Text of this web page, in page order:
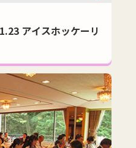
アイスホッケーリ